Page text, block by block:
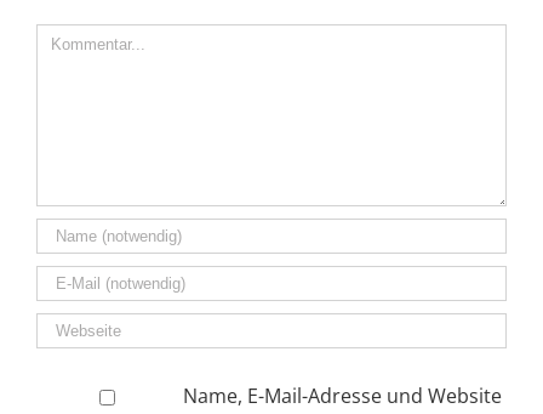
Comment
Name, E-Mail-Adresse und Website